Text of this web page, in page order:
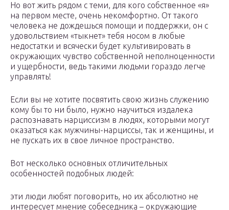
Но вот жить рядом с теми, для кого собственное «я»
на первом месте, очень некомфортно. От такого
человека не дождешься помощи и поддержки, он с
удовольствием «тыкнет» тебя носом в любые
недостатки и всячески будет культивировать в
окружающих чувство собственной неполноценности
и ущербности, ведь такими людьми гораздо легче
управлять!
Если вы не хотите посвятить свою жизнь служению
кому бы то ни было, нужно научиться издалека
распознавать нарциссизм в людях, которыми могут
оказаться как мужчины-нарциссы, так и женщины, и
не пускать их в свое личное пространство.
Вот несколько основных отличительных
особенностей подобных людей:
эти люди любят поговорить, но их абсолютно не
интересует мнение собеседника – окружающие